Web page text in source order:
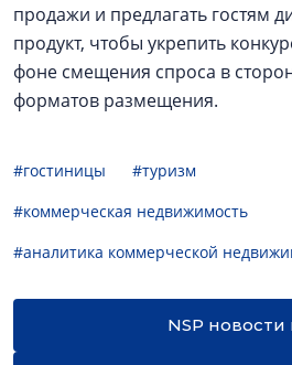
продажи и предлагать гостям
продукт, чтобы укрепить
фоне смещения спроса в
форматов размещения.
#гостиницы
#туризм
#коммерческая недвижимость
#аналитика коммерческой
NSP новости